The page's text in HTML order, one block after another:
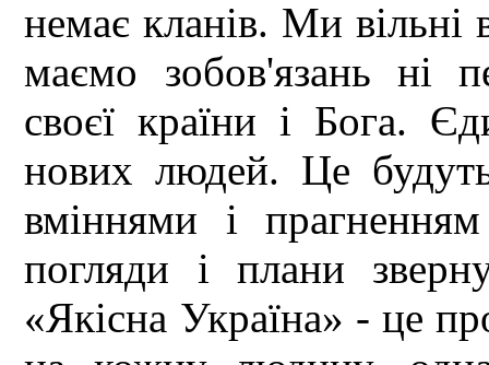
немає кланів. Ми вільні
маємо зобов'язань ні
своєї країни і Бога.
нових людей. Це будуть
вміннями і
погляди і плани
«Якісна Україна» - це